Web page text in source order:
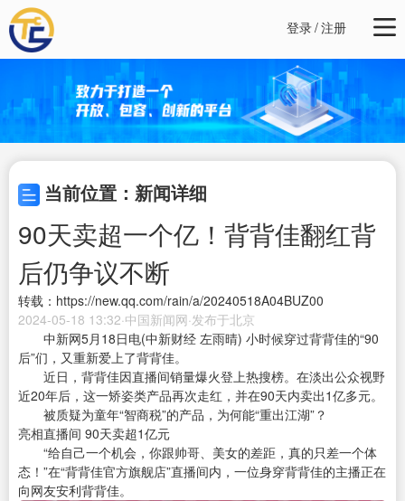
登录/注册
当前位置：新闻详细
90天卖超一个亿！背背佳翻红背
后仍争议不断
转载：https://new.qq.com/rain/a/20240518A04BUZ00
2024-05-18 13:32·中国新闻网·发布于北京
中新网5月18日电(中新财经 左雨晴) 小时候穿过背背佳的“90
后”们，又重新爱上了背背佳。
近日，背背佳因直播间销量爆火登上热搜榜。在淡出公众视野
近20年后，这一矫姿类产品再次走红，并在90天内卖出1亿多元。
被质疑为童年“智商税”的产品，为何能“重出江湖”？
亮相直播间 90天卖超1亿元
“给自己一个机会，你跟帅哥、美女的差距，真的只差一个体
态！”在“背背佳官方旗舰店”直播间内，一位身穿背背佳的主播正在
向网友安利背背佳。